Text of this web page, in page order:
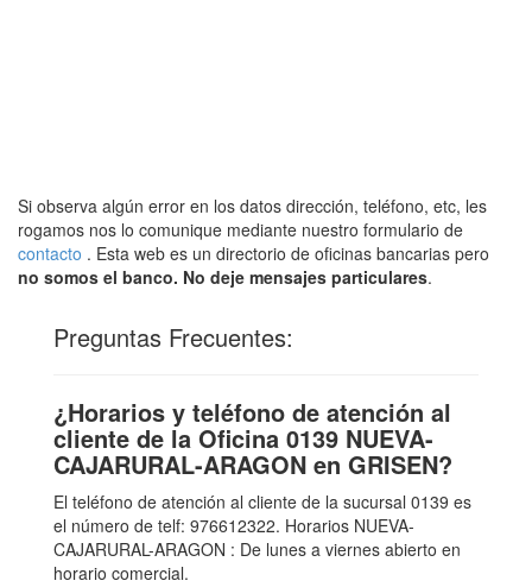
Si observa algún error en los datos dirección, teléfono, etc, les
rogamos nos lo comunique mediante nuestro formulario de
contacto . Esta web es un directorio de oficinas bancarias pero
no somos el banco. No deje mensajes particulares.
Preguntas Frecuentes:
¿Horarios y teléfono de atención al
cliente de la Oficina 0139 NUEVA-
CAJARURAL-ARAGON en GRISEN?
El teléfono de atención al cliente de la sucursal 0139 es
el número de telf: 976612322. Horarios NUEVA-
CAJARURAL-ARAGON : De lunes a viernes abierto en
horario comercial.